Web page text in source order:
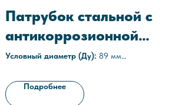
Патрубок стальной с
антикоррозионной
защитой П-89х8
Условный диаметр (Ду): 89 мм
Наружное покрытие:
эпоксидное, двухслойное эпоксидное
Подробнее